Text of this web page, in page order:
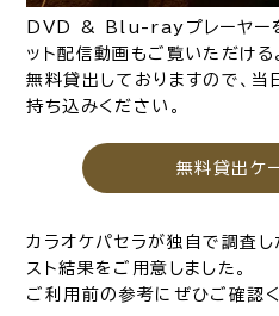
DVD & Blu-rayプレーヤー
ット配信動画もご覧いただけ
無料貸出しておりますので、
持ち込みください。
無料貸出ケ
カラオケパセラが独自で調査
スト結果をご用意しました。
ご利用前の参考にぜひご確認く